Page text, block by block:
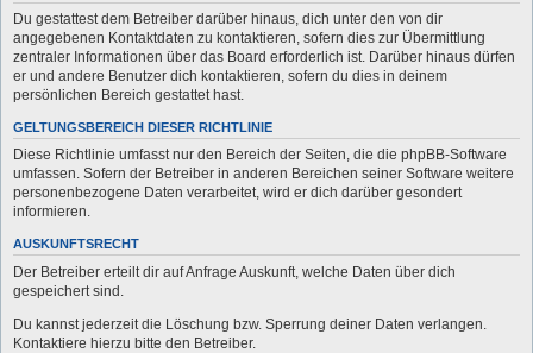
Du gestattest dem Betreiber darüber hinaus, dich unter den von dir
angegebenen Kontaktdaten zu kontaktieren, sofern dies zur Übermittlung
zentraler Informationen über das Board erforderlich ist. Darüber hinaus dürfen
er und andere Benutzer dich kontaktieren, sofern du dies in deinem
persönlichen Bereich gestattet hast.
GELTUNGSBEREICH DIESER RICHTLINIE
Diese Richtlinie umfasst nur den Bereich der Seiten, die die phpBB-Software
umfassen. Sofern der Betreiber in anderen Bereichen seiner Software weitere
personenbezogene Daten verarbeitet, wird er dich darüber gesondert
informieren.
AUSKUNFTSRECHT
Der Betreiber erteilt dir auf Anfrage Auskunft, welche Daten über dich
gespeichert sind.
Du kannst jederzeit die Löschung bzw. Sperrung deiner Daten verlangen.
Kontaktiere hierzu bitte den Betreiber.